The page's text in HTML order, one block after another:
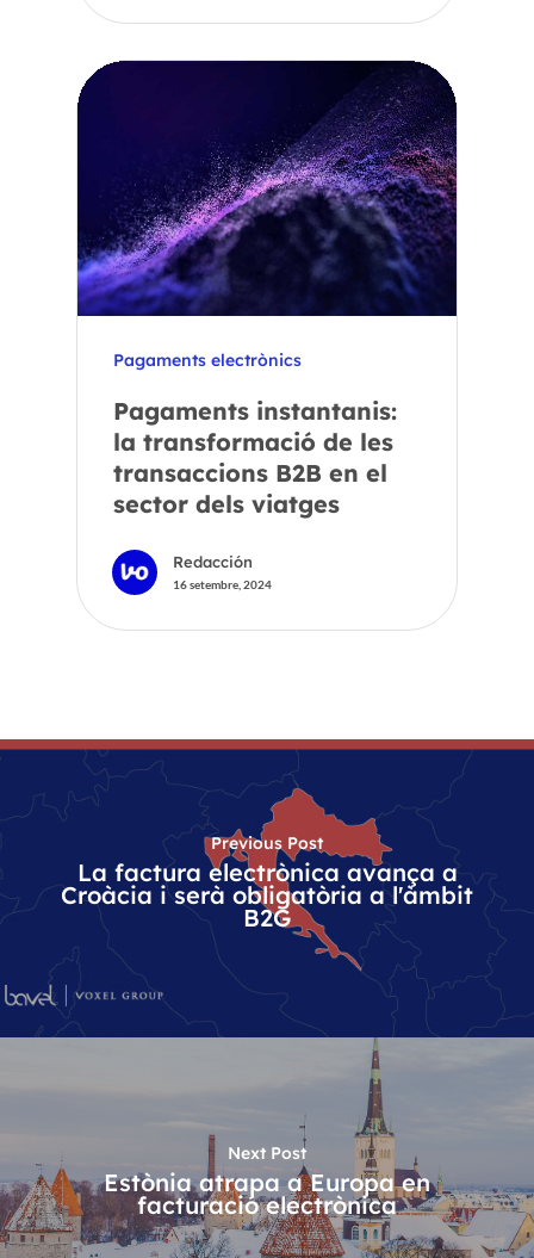
Pagaments electrònics
Pagaments instantanis:
la transformació de les
transaccions B2B en el
sector dels viatges
Redacción
16 setembre, 2024
Previous Post
La factura electrònica avança a
Croàcia i serà obligatòria a l'àmbit
B2G
Next Post
Estònia atrapa a Europa en
facturació electrònica